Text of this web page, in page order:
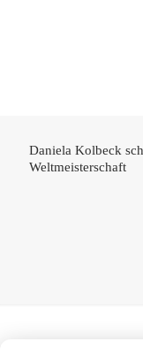
Daniela Kolbeck
Weltmeisterschaft